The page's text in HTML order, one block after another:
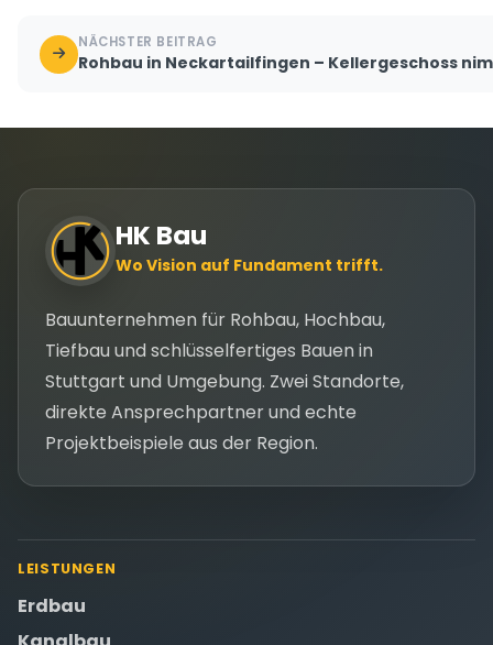
NÄCHSTER BEITRAG
Rohbau in Neckartailfingen – Kellergeschoss
HK Bau
Wo Vision auf Fundament trifft.
Bauunternehmen für Rohbau, Hochbau,
Tiefbau und schlüsselfertiges Bauen in
Stuttgart und Umgebung. Zwei Standorte,
direkte Ansprechpartner und echte
Projektbeispiele aus der Region.
LEISTUNGEN
Erdbau